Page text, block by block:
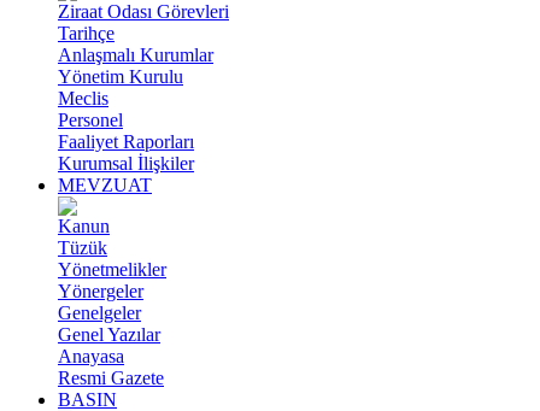
Ziraat Odası Görevleri
Tarihçe
Anlaşmalı Kurumlar
Yönetim Kurulu
Meclis
Personel
Faaliyet Raporları
Kurumsal İlişkiler
MEVZUAT
Kanun
Tüzük
Yönetmelikler
Yönergeler
Genelgeler
Genel Yazılar
Anayasa
Resmi Gazete
BASIN